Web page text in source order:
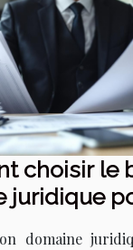
choisir le
juridique
domaine